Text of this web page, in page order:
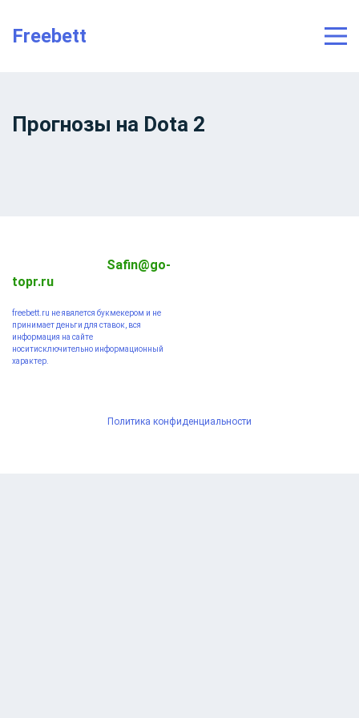
Freebett
Прогнозы на Dota 2
Safin@go-
topr.ru
freebett.ru не явялется букмекером и не
принимает деньги для ставок, вся
информация на сайте
носитисключительно информационный
характер.
Политика конфиденциальности